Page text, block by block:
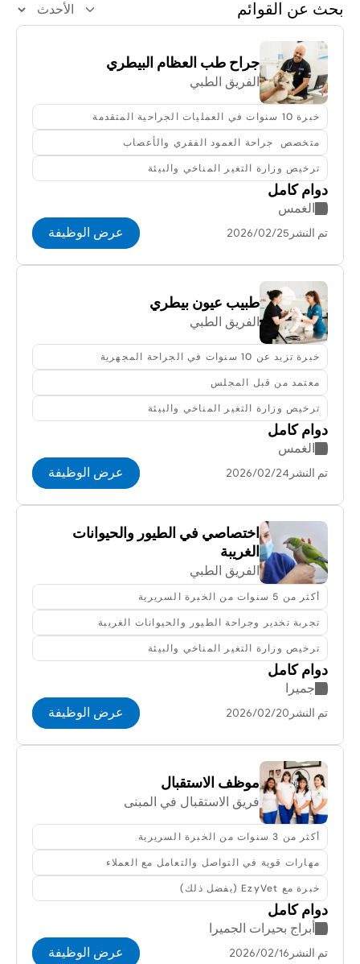
بحث عن القوائم
جراح طب العظام البيطري
الفريق الطبي
خبرة 10 سنوات في العمليات الجراحية المتقدمة
متخصص  جراحة العمود الفقري والأعصاب
ترخيص وزارة التغير المناخي والبيئة
دوام كامل
الغمس
تم النشر25‏/02‏/2026 عرض الوظيفة
طبيب عيون بيطري
الفريق الطبي
خبرة تزيد عن 10 سنوات في الجراحة المجهرية
معتمد من قبل المجلس
ترخيص وزارة التغير المناخي والبيئة
دوام كامل
الغمس
تم النشر24‏/02‏/2026 عرض الوظيفة
الغريبة
الفريق الطبي
أكثر من 5 سنوات من الخبرة السريرية
تجربة تخدير وجراحة الطيور والحيوانات الغريبة
ترخيص وزارة التغير المناخي والبيئة
دوام كامل
جميرا
تم النشر20‏/02‏/2026 عرض الوظيفة
موظف الاستقبال
فريق الاستقبال في المبنى
أكثر من 3 سنوات من الخبرة السريرية
مهارات قوية في التواصل والتعامل مع العملاء
خبرة مع EzyVet (يفضل ذلك)
دوام كامل
أبراج بحيرات الجميرا
تم النشر16‏/02‏/2026 عرض الوظيفة